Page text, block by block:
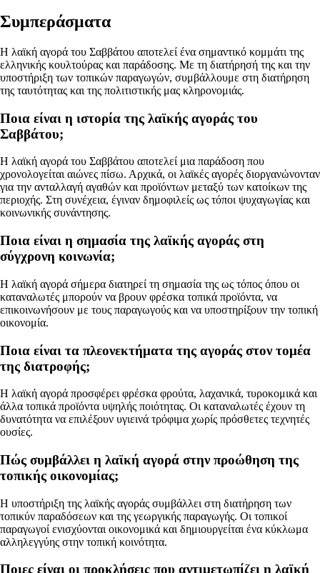
Συμπεράσματα
Η λαϊκή αγορά του Σαββάτου αποτελεί ένα σημαντικό κομμάτι της
ελληνικής κουλτούρας και παράδοσης. Με τη διατήρησή της και την
υποστήριξη των τοπικών παραγωγών, συμβάλλουμε στη διατήρηση
της ταυτότητας και της πολιτιστικής μας κληρονομιάς.
Ποια είναι η ιστορία της λαϊκής αγοράς του
Σαββάτου;
Η λαϊκή αγορά του Σαββάτου αποτελεί μια παράδοση που
χρονολογείται αιώνες πίσω. Αρχικά, οι λαϊκές αγορές διοργανώνονταν
για την ανταλλαγή αγαθών και προϊόντων μεταξύ των κατοίκων της
περιοχής. Στη συνέχεια, έγιναν δημοφιλείς ως τόποι ψυχαγωγίας και
κοινωνικής συνάντησης.
Ποια είναι η σημασία της λαϊκής αγοράς στη
σύγχρονη κοινωνία;
Η λαϊκή αγορά σήμερα διατηρεί τη σημασία της ως τόπος όπου οι
καταναλωτές μπορούν να βρουν φρέσκα τοπικά προϊόντα, να
επικοινωνήσουν με τους παραγωγούς και να υποστηρίξουν την τοπική
οικονομία.
Ποια είναι τα πλεονεκτήματα της αγοράς στον τομέα
της διατροφής;
Η λαϊκή αγορά προσφέρει φρέσκα φρούτα, λαχανικά, τυροκομικά και
άλλα τοπικά προϊόντα υψηλής ποιότητας. Οι καταναλωτές έχουν τη
δυνατότητα να επιλέξουν υγιεινά τρόφιμα χωρίς πρόσθετες τεχνητές
ουσίες.
Πώς συμβάλλει η λαϊκή αγορά στην προώθηση της
τοπικής οικονομίας;
Η υποστήριξη της λαϊκής αγοράς συμβάλλει στη διατήρηση των
τοπικύν παραδόσεων και της γεωργικής παραγωγής. Οι τοπικοί
παραγωγοί ενισχύονται οικονομικά και δημιουργείται ένα κύκλωμα
αλληλεγγύης στην τοπική κοινότητα.
Ποιες είναι οι προκλήσεις που αντιμετωπίζει η λαϊκή